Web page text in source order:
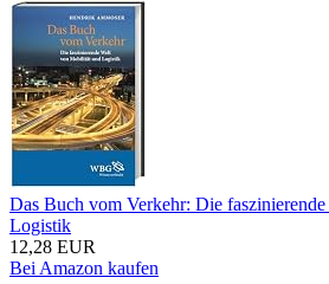
Das Buch vom Verkehr: Die
Logistik
12,28 EUR
Bei Amazon kaufen